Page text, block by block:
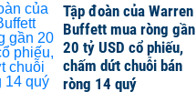
Tập đoàn của Warren
Buffett mua ròng gần
20 tỷ USD cổ phiếu,
chấm dứt chuỗi bán
ròng 14 quý